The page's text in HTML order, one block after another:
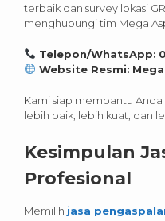
terbaik dan survey lokasi
menghubungi tim Mega
Telepon/WhatsApp:
Website Resmi:
Kami siap membantu
lebih baik, lebih kuat, dan
Kesimpulan
Profesional
Memilih jasa